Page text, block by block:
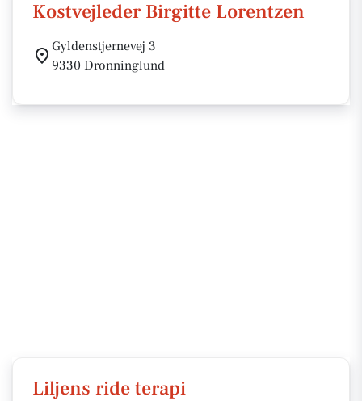
Kostvejleder Birgitte Lorentzen
Gyldenstjernevej 3
9330 Dronninglund
Liljens ride terapi